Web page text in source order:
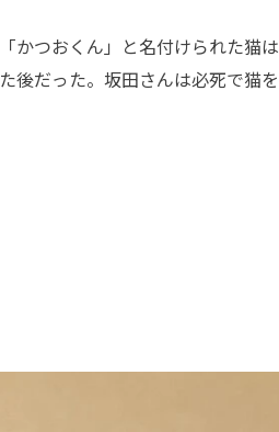
「かつおくん」と名付けられた
た後だった。坂田さんは必死で猫